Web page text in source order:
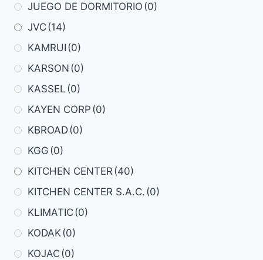
JUEGO DE DORMITORIO (0)
JVC(14)
KAMRUI (0)
KARSON (0)
KASSEL (0)
KAYEN CORP (0)
KBROAD(0)
KGG (0)
KITCHEN CENTER (40)
KITCHEN CENTER S.A.C. (0)
KLIMATIC(0)
KODAK(0)
KOJAC(0)